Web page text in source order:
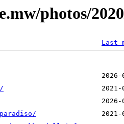
photos/
Last